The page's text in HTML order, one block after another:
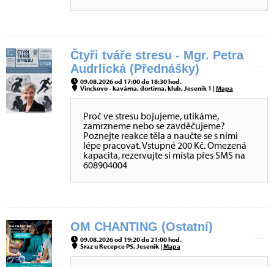
Čtyři tváře stresu - Mgr. Petra
Audrlická (Přednášky)
09.08.2026 od 17:00 do 18:30 hod.
Vinckovo - kavárna, dortírna, klub, Jeseník 1 |Mapa
Proč ve stresu bojujeme, utíkáme,
zamrzneme nebo se zavděčujeme?
Poznejte reakce těla a naučte se s nimi
lépe pracovat. Vstupné 200 Kč. Omezená
kapacita, rezervujte si místa přes SMS na
608904004
OM CHANTING (Ostatní)
09.08.2026 od 19:20 do 21:00 hod.
Sraz u Recepce PS, Jeseník |Mapa